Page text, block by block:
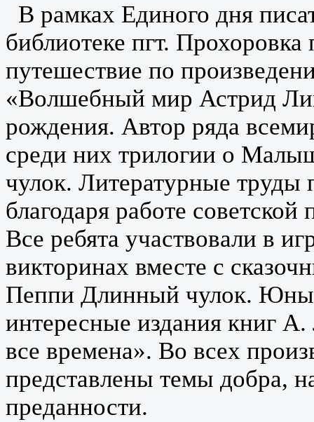
В рамках Единого дня
библиотеке пгт.
путешествие по
«Волшебный мир Астрид
рождения. Автор ряда
среди них трилогии о
чулок. Литературные труды
благодаря работе
Все ребята участвовали в
викторинах вместе с
Пеппи Длинный чулок.
интересные издания книг
все времена». Во всех
представлены темы добра,
преданности.